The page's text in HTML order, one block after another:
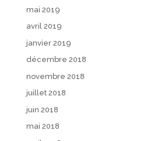
mai 2019
avril 2019
janvier 2019
décembre 2018
novembre 2018
juillet 2018
juin 2018
mai 2018